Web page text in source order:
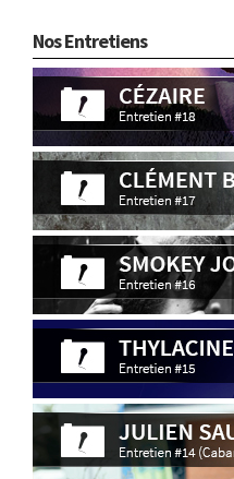
Nos Entretiens